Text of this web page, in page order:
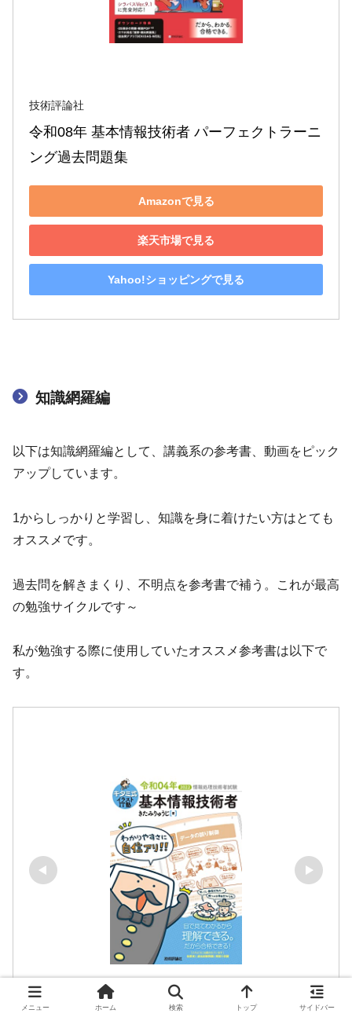
技術評論社
令和08年 基本情報技術者 パーフェクトラーニ
ング過去問題集
Amazonで見る
楽天市場で見る
Yahoo!ショッピングで見る
知識網羅編
以下は知識網羅編として、講義系の参考書、動画をピック
アップしています。
1からしっかりと学習し、知識を身に着けたい方はとても
オススメです。
過去問を解きまくり、不明点を参考書で補う。これが最高
の勉強サイクルです～
私が勉強する際に使用していたオススメ参考書は以下で
す。
メニュー ホーム 検索 トップ サイドバー